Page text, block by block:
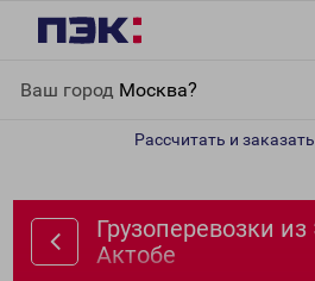
Ваш город Москва?
Рассчитать и
Грузоперевозки
Актобе